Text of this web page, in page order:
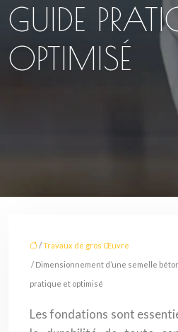
GUIDE
OPTIMISÉ
/Travaux de gros Œuvre
/ Dimensionnement d’une semelle
pratique et optimisé
Les fondations sont